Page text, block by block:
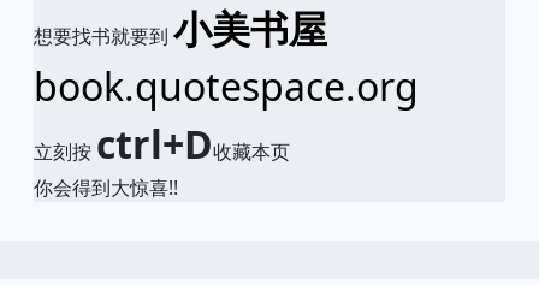
想要找书就要到 小美书屋
book.quotespace.org
立刻按 ctrl+D收藏本页
你会得到大惊喜!!